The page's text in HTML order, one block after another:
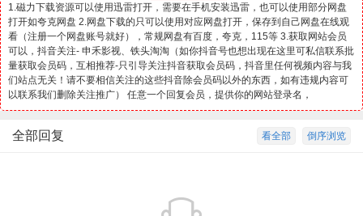
1.磁力下载资源可以使用迅雷打开，需要在手机安装迅雷，也可以使用部分网盘
打开如夸克网盘 2.网盘下载的只可以使用对应网盘打开，保存到自己网盘在线观
看（注册一个网盘账号就好），常规网盘有百度，夸克，115等 3.获取网站会员
可以，抖音关注- 申禾影视、铁头淘淘（如你抖音号也想出现在这里可私信联系批
量获取会员码，互相推荐-只引导关注抖音获取会员码，抖音里任何视频内容与我
们站点无关！请不要相信关注的这些抖音除会员码以外的东西，如有违规内容可
以联系我们删除关注推广） 任意一个回复会员，提供你的网站登录名，
倒序浏览
看全部
全部回复